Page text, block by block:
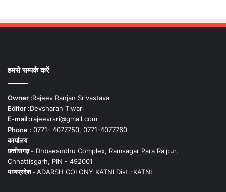
हमसे सम्पर्क करें
Owner :Rajeev Ranjan Srivastava
Editor :Devsharan Tiwari
E-mail :rajeevrsri@gmail.com
Phone : 0771- 4077750, 0771-4077760
कार्यालय
छत्तीसगढ़ - Dhbaesndhu Complex, Ramsagar Para Raipur,
Chhattisgarh, PIN - 492001
मध्यप्रदेश -ADARSH COLONY KATNI Dist.-KATNI